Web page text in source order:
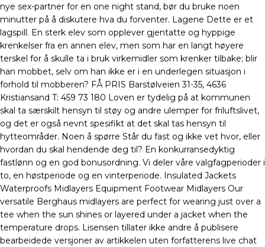
nye sex-partner for en one night stand, bør du bruke noen
minutter på å diskutere hva du forventer. Lagene Dette er et
lagspill. En sterk elev som opplever gjentatte og hyppige
krenkelser fra en annen elev, men som har en langt høyere
terskel for å skulle ta i bruk virkemidler som krenker tilbake; blir
han mobbet, selv om han ikke er i en underlegen situasjon i
forhold til mobberen? FÅ PRIS Barstølveien 31-35, 4636
Kristiansand T: 459 73 180 Loven er tydelig på at kommunen
skal ta særskilt hensyn til støy og andre ulemper for friluftslivet,
og det er også nevnt spesifikt at det skal tas hensyn til
hytteområder. Noen å spørre Står du fast og ikke vet hvor, eller
hvordan du skal hendende deg til? En konkurransedyktig
fastlønn og en god bonusordning. Vi deler våre valgfagperioder i
to, en høstperiode og en vinterperiode. Insulated Jackets
Waterproofs Midlayers Equipment Footwear Midlayers Our
versatile Berghaus midlayers are perfect for wearing just over a
tee when the sun shines or layered under a jacket when the
temperature drops. Lisensen tillater ikke andre å publisere
bearbeidede versjoner av artikkelen uten forfatterens live chat